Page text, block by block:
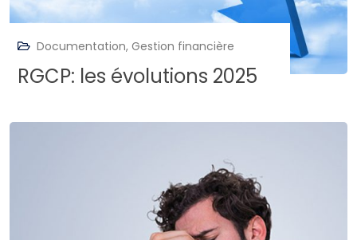
Documentation, Gestion financière
RGCP: les évolutions 2025